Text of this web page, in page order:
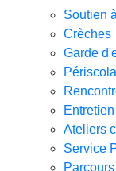
Soutien
Crèches
Garde
Ateliers
Service